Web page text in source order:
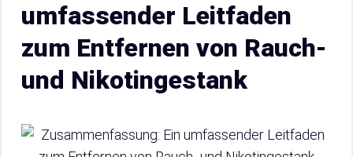
umfassender Leitfaden
zum Entfernen von Rauch-
und Nikotingestank